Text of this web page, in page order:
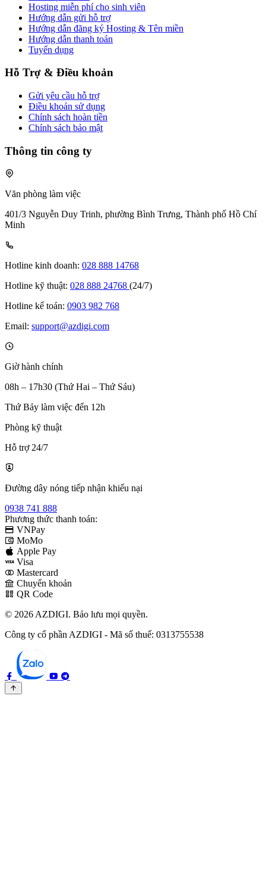
Hosting miễn phí cho sinh viên
Hướng dẫn gửi hỗ trợ
Hướng dẫn đăng ký Hosting & Tên miền
Hướng dẫn thanh toán
Tuyển dụng
Hỗ Trợ & Điều khoản
Gửi yêu cầu hỗ trợ
Điều khoản sử dụng
Chính sách hoàn tiền
Chính sách bảo mật
Thông tin công ty
Văn phòng làm việc
401/3 Nguyễn Duy Trinh, phường Bình Trưng, Thành phố Hồ Chí
Minh
Hotline kinh doanh: 028 888 14768
Hotline kỹ thuật: 028 888 24768 (24/7)
Hotline kế toán: 0903 982 768
Email: support@azdigi.com
Giờ hành chính
08h – 17h30 (Thứ Hai – Thứ Sáu)
Thứ Bảy làm việc đến 12h
Phòng kỹ thuật
Hỗ trợ 24/7
Đường dây nóng tiếp nhận khiếu nại
0938 741 888
Phương thức thanh toán:
VNPay
MoMo
Apple Pay
Visa
Mastercard
Chuyển khoản
QR Code
© 2026 AZDIGI. Bảo lưu mọi quyền.
Công ty cổ phần AZDIGI - Mã số thuế: 0313755538